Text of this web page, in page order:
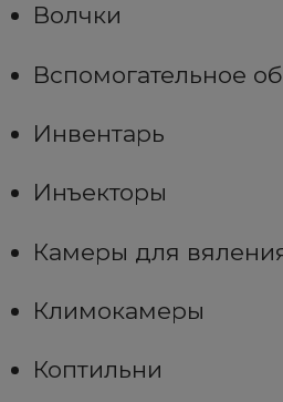
Волчки
Вспомогательное
Инвентарь
Инъекторы
Камеры для
Климокамеры
Коптильни